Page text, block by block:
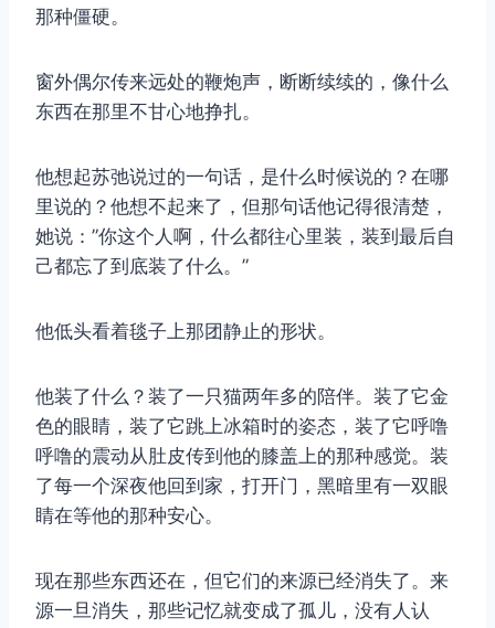
那种僵硬。
窗外偶尔传来远处的鞭炮声，断断续续的，像什么
东西在那里不甘心地挣扎。
他想起苏弛说过的一句话，是什么时候说的？在哪
里说的？他想不起来了，但那句话他记得很清楚，
她说：”你这个人啊，什么都往心里装，装到最后自
己都忘了到底装了什么。”
他低头看着毯子上那团静止的形状。
他装了什么？装了一只猫两年多的陪伴。装了它金
色的眼睛，装了它跳上冰箱时的姿态，装了它呼噜
呼噜的震动从肚皮传到他的膝盖上的那种感觉。装
了每一个深夜他回到家，打开门，黑暗里有一双眼
睛在等他的那种安心。
现在那些东西还在，但它们的来源已经消失了。来
源一旦消失，那些记忆就变成了孤儿，没有人认